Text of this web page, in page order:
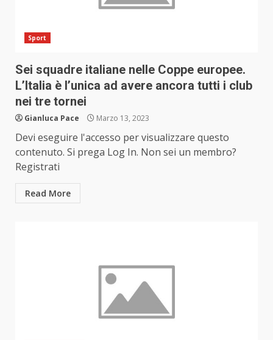
Sport
Sei squadre italiane nelle Coppe europee.
L’Italia è l’unica ad avere ancora tutti i club
nei tre tornei
Gianluca Pace Marzo 13, 2023
Devi eseguire l'accesso per visualizzare questo
contenuto. Si prega Log In. Non sei un membro?
Registrati
Read More